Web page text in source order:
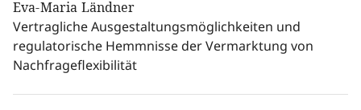
Eva-Maria Ländner
Vertragliche Ausgestaltungsmöglichkeiten und
regulatorische Hemmnisse der Vermarktung von
Nachfrageflexibilität